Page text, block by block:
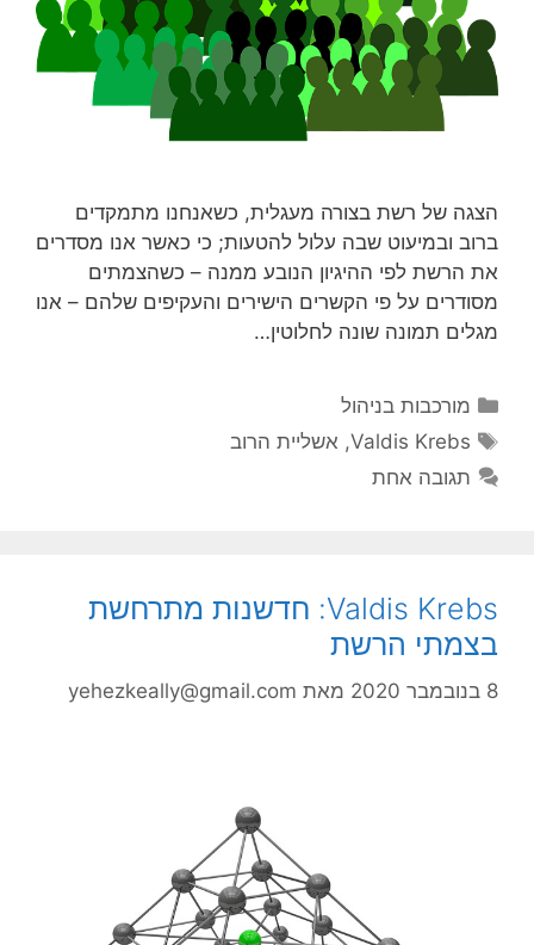
הצגה של רשת בצורה מעגלית, כשאנחנו מתמקדים
ברוב ובמיעוט שבה עלול להטעות; כי כאשר אנו מסדרים
את הרשת לפי ההיגיון הנובע ממנה – כשהצמתים
מסודרים על פי הקשרים הישירים והעקיפים שלהם – אנו
מגלים תמונה שונה לחלוטין…
קטגוריות
מורכבות בניהול
תגיות
Valdis Krebs
, אשליית הרוב
תגובה אחת
Valdis Krebs: חדשנות מתרחשת
בצמתי הרשת
8 בנובמבר 2020 מאת yehezkeally@gmail.com